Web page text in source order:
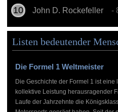
John D. Rockefeller -
Listen bedeutender
Die Formel 1 Weltmeister
Die Geschichte der Formel 1 ist eine
kollektive Leistung herausragender
Laufe der Jahrzehnte die